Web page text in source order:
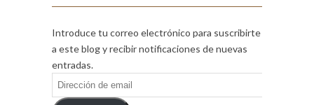
Introduce tu correo electrónico para suscribirte
a este blog y recibir notificaciones de nuevas
entradas.
Dirección
de